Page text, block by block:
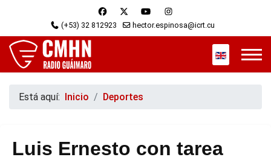
(+53) 32 812923 hector.espinosa@icrt.cu
Seleccione
Está aquí: Inicio Deportes
Luis Ernesto con tarea